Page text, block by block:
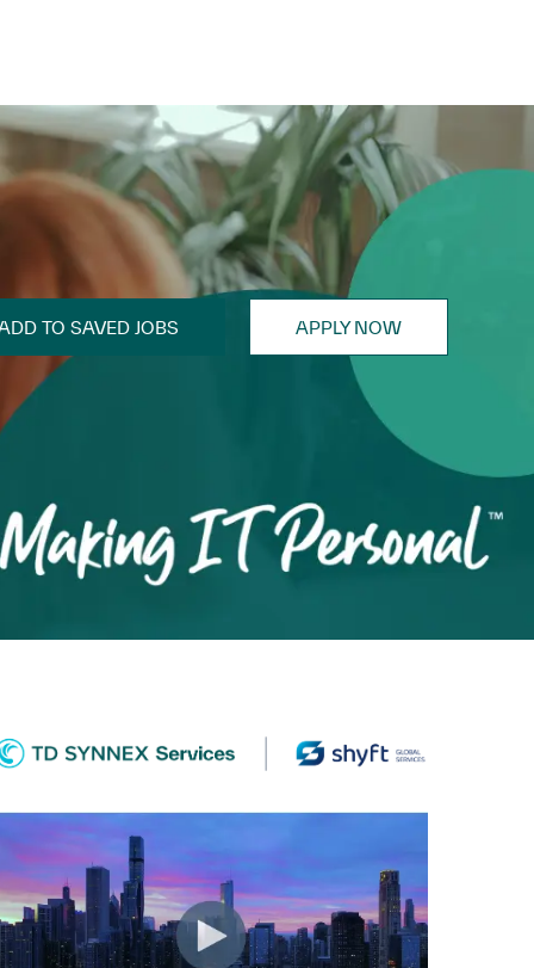
TO SAVED JOBS APPLY NOW